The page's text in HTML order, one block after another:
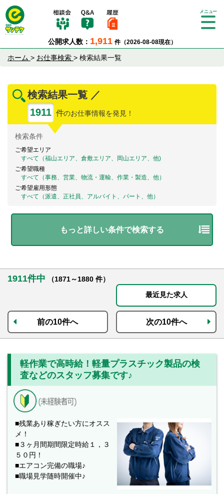
公開求人数： 1,911 件（2026-08-08現在）
Tog
ホーム > お仕事検索 > 検索結果一覧
検索結果一覧 ／
1911 件のお仕事情報を発見！
検索条件
ご希望エリア
すべて（福山エリア、倉敷エリア、岡山エリア、他)
ご希望職種
すべて（事務、営業、物流・運輸、作業・製造、他）
ご希望雇用形態
すべて（派遣、正社員、アルバイト、パート、他）
もっと詳しい条件で検索する
1911件中
（1871～1880 件）
最近見た求人
前の10件へ 次の10件へ
軽作業で高時給！軽量プラスチック製品の検
査などのスタッフ募集です♪
■残業あり稼ぎたい方にオスス
メ！
■３ヶ月間期間限定時給１，３
５０円！
■エアコン完備の職場♪
■職場見学随時開催中♪